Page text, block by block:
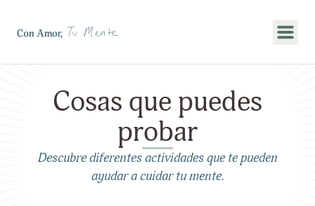
Cosas que puedes
probar
Descubre diferentes actividades que te pueden
ayudar a cuidar tu mente.